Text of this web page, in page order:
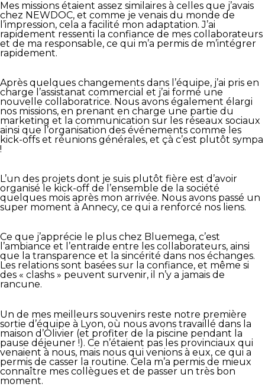
Mes missions étaient assez similaires à celles que j’avais
chez NEWDOC, et comme je venais du monde de
l’impression, cela a facilité mon adaptation. J’ai
rapidement ressenti la confiance de mes collaborateurs
et de ma responsable, ce qui m’a permis de m’intégrer
rapidement.
Après quelques changements dans l’équipe, j’ai pris en
charge l’assistanat commercial et j’ai formé une
nouvelle collaboratrice. Nous avons également élargi
nos missions, en prenant en charge une partie du
marketing et la communication sur les réseaux sociaux
ainsi que l’organisation des événements comme les
kick-offs et réunions générales, et çà c’est plutôt sympa
!
L’un des projets dont je suis plutôt fière est d’avoir
organisé le kick-off de l’ensemble de la société
quelques mois après mon arrivée. Nous avons passé un
super moment à Annecy, ce qui a renforcé nos liens.
Ce que j’apprécie le plus chez Bluemega, c’est
l’ambiance et l’entraide entre les collaborateurs, ainsi
que la transparence et la sincérité dans nos échanges.
Les relations sont basées sur la confiance, et même si
des « clashs » peuvent survenir, il n’y a jamais de
rancune.
Un de mes meilleurs souvenirs reste notre première
sortie d’équipe à Lyon, où nous avons travaillé dans la
maison d’Olivier (et profiter de la piscine pendant la
pause déjeuner !). Ce n’étaient pas les provinciaux qui
venaient à nous, mais nous qui venions à eux, ce qui a
permis de casser la routine. Cela m’a permis de mieux
connaître mes collègues et de passer un très bon
moment.